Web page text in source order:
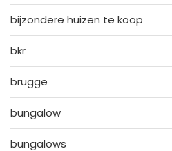
bijzondere huizen te koop
bkr
brugge
bungalow
bungalows